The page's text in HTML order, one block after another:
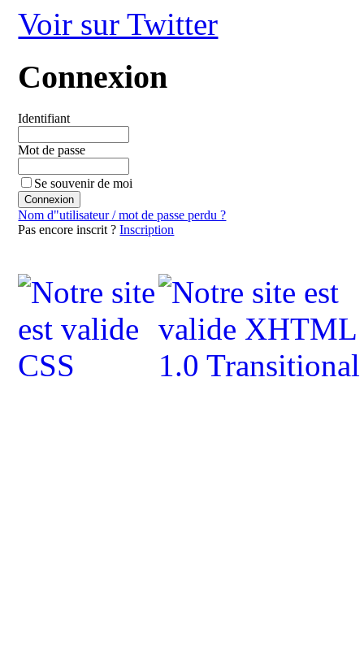
Voir sur Twitter
Connexion
Identifiant
Mot de passe
Se souvenir de moi
Nom d"utilisateur / mot de passe perdu ?
Pas encore inscrit ?Inscription